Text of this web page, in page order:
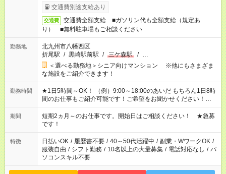
交通費別途支給あり
交通費
交通費全額支給 ■ガソリン代も全額支給（規定あ
り） ■無料駐車場もご相談ください
勤務地
北九州市八幡西区
折尾駅 / 黒崎駅前駅 / 三ケ森駅 / …
＜選べる勤務地＞シニア向けマンション ※他にもさまざま
な施設をご紹介できます！
勤務時間
★1日5時間～OK！ （例）9:00～18:00のあいだ もちろん1日8時
間のお仕事もご紹介可能です！ご希望をお聞かせください！★家
庭の都合でお休みが必要な場合も遠慮なくご相談ください。 ※
週最低15時間以上の勤務が必要です
期間
短期2ヵ月～のお仕事です。開始日はご相談ください！ ★急募
です！
特徴 日払いOK / 履歴書不要 / 40～50代活躍中 / 副業・WワークOK /
服装自由 / シフト勤務 / 10名以上の大量募集 / 電話対応なし / パ
ソコンスキル不要